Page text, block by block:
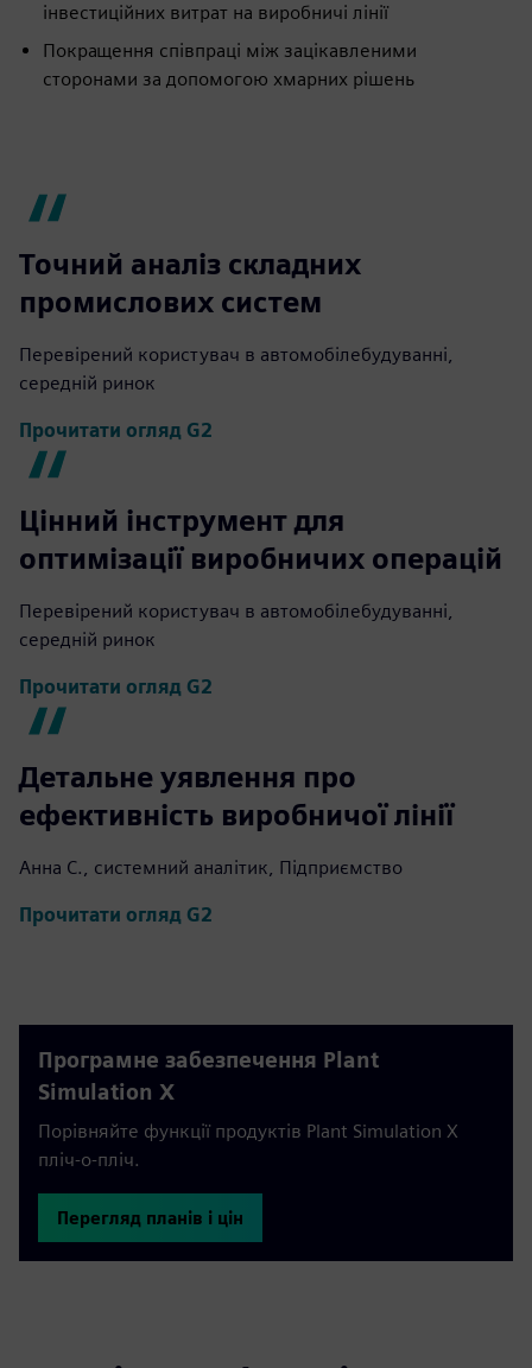
інвестиційних витрат на виробничі лінії
Покращення співпраці між зацікавленими
сторонами за допомогою хмарних рішень
Точний аналіз складних
промислових систем
Перевірений користувач в автомобілебудуванні,
середній ринок
Прочитати огляд G2
Цінний інструмент для
оптимізації виробничих операцій
Перевірений користувач в автомобілебудуванні,
середній ринок
Прочитати огляд G2
Детальне уявлення про
ефективність виробничої лінії
Анна С., системний аналітик, Підприємство
Прочитати огляд G2
Програмне забезпечення Plant
Simulation X
Порівняйте функції продуктів Plant Simulation X
пліч-о-пліч.
Перегляд планів і цін